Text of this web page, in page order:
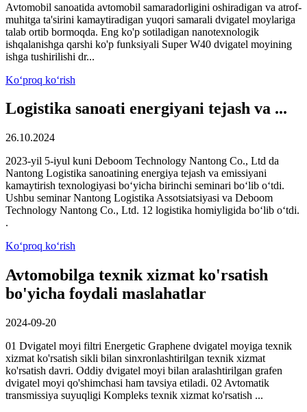
Avtomobil sanoatida avtomobil samaradorligini oshiradigan va atrof-
muhitga ta'sirini kamaytiradigan yuqori samarali dvigatel moylariga
talab ortib bormoqda. Eng ko'p sotiladigan nanotexnologik
ishqalanishga qarshi ko'p funksiyali Super W40 dvigatel moyining
ishga tushirilishi dr...
Koʻproq koʻrish
Logistika sanoati energiyani tejash va ...
26.10.2024
2023-yil 5-iyul kuni Deboom Technology Nantong Co., Ltd da
Nantong Logistika sanoatining energiya tejash va emissiyani
kamaytirish texnologiyasi bo‘yicha birinchi seminari bo‘lib o‘tdi.
Ushbu seminar Nantong Logistika Assotsiatsiyasi va Deboom
Technology Nantong Co., Ltd. 12 logistika homiyligida bo‘lib o‘tdi.
.
Koʻproq koʻrish
Avtomobilga texnik xizmat ko'rsatish
bo'yicha foydali maslahatlar
2024-09-20
01 Dvigatel moyi filtri Energetic Graphene dvigatel moyiga texnik
xizmat ko'rsatish sikli bilan sinxronlashtirilgan texnik xizmat
ko'rsatish davri. Oddiy dvigatel moyi bilan aralashtirilgan grafen
dvigatel moyi qo'shimchasi ham tavsiya etiladi. 02 Avtomatik
transmissiya suyuqligi Kompleks texnik xizmat ko'rsatish ...